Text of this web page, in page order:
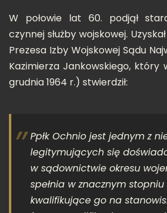
W połowie lat 60. podjął
czynnej służby wojskowej.
Prezesa Izby Wojskowej Sądu
Kazimierza Jankowskiego, który
grudnia 1964 r.) stwierdził:
Ppłk Ochnio jest jednym z
legitymujących się
w sądownictwie okresu
spełnia w znacznym
kwalifikujące go na